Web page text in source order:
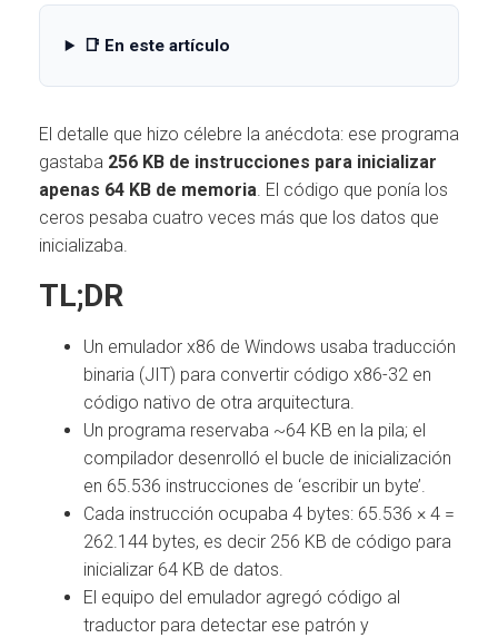
📑 En este artículo
El detalle que hizo célebre la anécdota: ese programa
gastaba 256 KB de instrucciones para inicializar
apenas 64 KB de memoria. El código que ponía los
ceros pesaba cuatro veces más que los datos que
inicializaba.
TL;DR
Un emulador x86 de Windows usaba traducción
binaria (JIT) para convertir código x86-32 en
código nativo de otra arquitectura.
Un programa reservaba ~64 KB en la pila; el
compilador desenrolló el bucle de inicialización
en 65.536 instrucciones de ‘escribir un byte’.
Cada instrucción ocupaba 4 bytes: 65.536 × 4 =
262.144 bytes, es decir 256 KB de código para
inicializar 64 KB de datos.
El equipo del emulador agregó código al
traductor para detectar ese patrón y